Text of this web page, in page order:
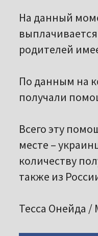
На данный
родителей
По данным на
получали
Всего эту
месте –
количеству
также из
Тесса Онейда /